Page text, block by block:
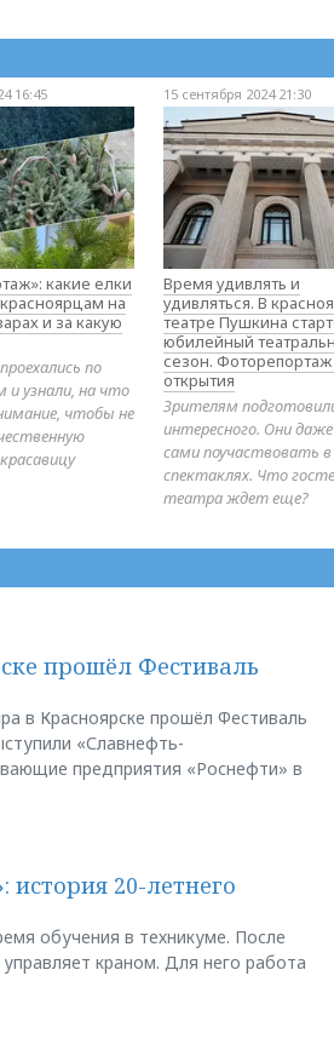
16:45
какие елки
на
и за какую
по
узнали, на что
чтобы не
15 сентября 2024 21:30
Время удивлять и
удивляться. В
театре Пушкина
юбилейный
сезон. Фоторепортаж
открытия
Зрителям
интересного. Они
сами поучаствовать в
спектаклях. Что
театра ждет еще?
прошёл Фестиваль
в Красноярске прошёл Фестиваль
«Славнефть-
предприятия «Роснефти» в
история 20-летнего
обучения в техникуме. После
краном. Для него работа